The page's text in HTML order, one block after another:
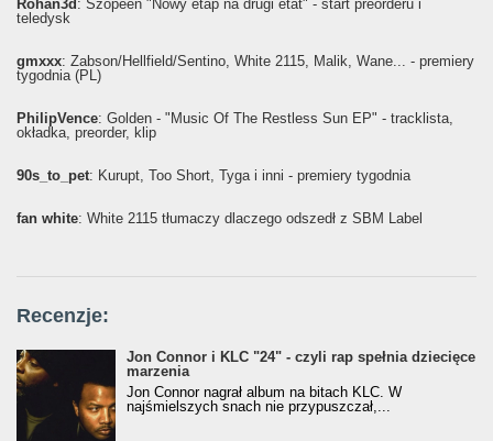
Rohan3d : Szopeen "Nowy etap na drugi etat" - start preorderu i
teledysk
gmxxx: Żabson/Hellfield/Sentino, White 2115, Malik, Wane... - premiery
tygodnia (PL)
PhilipVence: Golden - "Music Of The Restless Sun EP" - tracklista,
okładka, preorder, klip
90s_to_pet: Kurupt, Too Short, Tyga i inni - premiery tygodnia
fan white: White 2115 tłumaczy dlaczego odszedł z SBM Label
Recenzje:
Jon Connor i KLC "24" - czyli rap spełnia dziecięce
marzenia
Jon Connor nagrał album na bitach KLC. W
najśmielszych snach nie przypuszczał,...